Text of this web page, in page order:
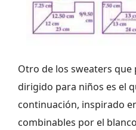
Otro de los sweaters que
dirigido para niños es el
continuación, inspirado
combinables por el